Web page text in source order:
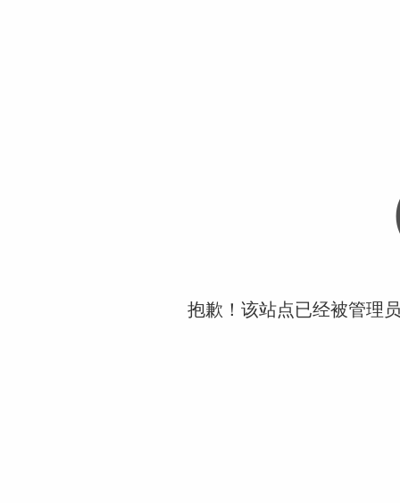
抱歉！该站点已经被管理